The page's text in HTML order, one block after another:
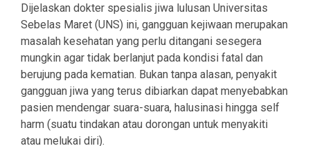
Dijelaskan dokter spesialis jiwa lulusan Universitas
Sebelas Maret (UNS) ini, gangguan kejiwaan merupakan
masalah kesehatan yang perlu ditangani sesegera
mungkin agar tidak berlanjut pada kondisi fatal dan
berujung pada kematian. Bukan tanpa alasan, penyakit
gangguan jiwa yang terus dibiarkan dapat menyebabkan
pasien mendengar suara-suara, halusinasi hingga self
harm (suatu tindakan atau dorongan untuk menyakiti
atau melukai diri).